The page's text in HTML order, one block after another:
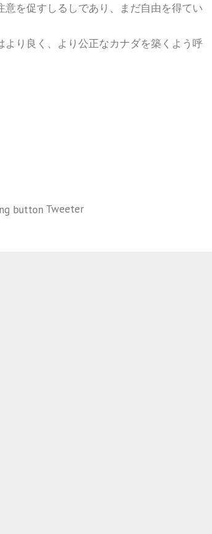
を促すしるしであり、まだ自由を得てい
り良く、より公正なカナダを築くよう呼
Tweeter